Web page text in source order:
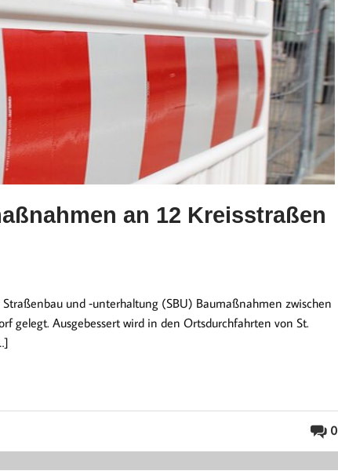
an 12 Kreisstraßen
und ‑unterhaltung (SBU) Baumaßnahmen zwischen
gelegt. Ausgebessert wird in den Ortsdurchfahrten von St.
0